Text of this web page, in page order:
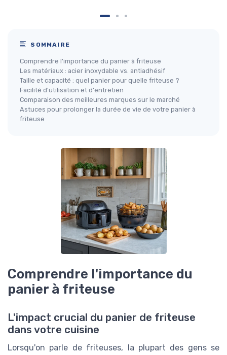
SOMMAIRE
Comprendre l'importance du panier à friteuse
Les matériaux : acier inoxydable vs. antiadhésif
Taille et capacité : quel panier pour quelle friteuse ?
Facilité d'utilisation et d'entretien
Comparaison des meilleures marques sur le marché
Astuces pour prolonger la durée de vie de votre panier à
friteuse
Comprendre l'importance du
panier à friteuse
L'impact crucial du panier de friteuse
dans votre cuisine
Lorsqu'on parle de friteuses, la plupart des gens se